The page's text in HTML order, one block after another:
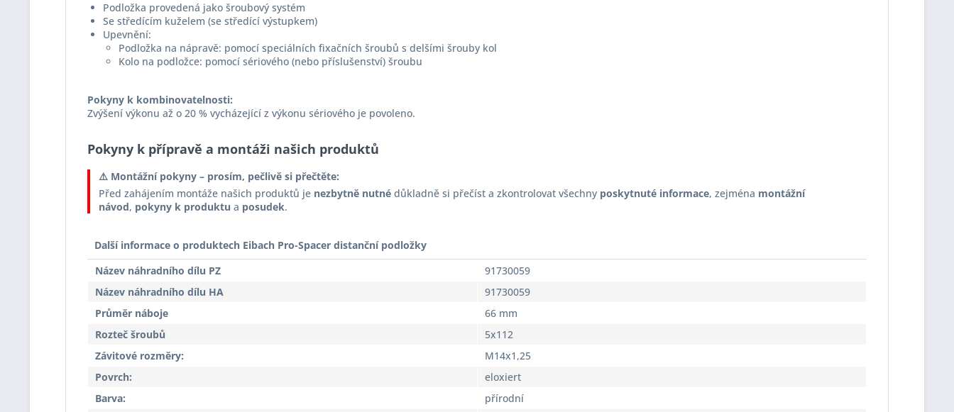
Podložka provedená jako šroubový systém
Se středícím kuželem (se středící výstupkem)
Upevnění:
Podložka na nápravě: pomocí speciálních fixačních šroubů s delšími šrouby kol
Kolo na podložce: pomocí sériového (nebo příslušenství) šroubu
Pokyny k kombinovatelnosti:
Zvýšení výkonu až o 20 % vycházející z výkonu sériového je povoleno.
Pokyny k přípravě a montáži našich produktů
⚠️ Montážní pokyny – prosím, pečlivě si přečtěte:
Před zahájením montáže našich produktů je nezbytně nutné důkladně si přečíst a zkontrolovat všechny poskytnuté informace, zejména montážní
návod, pokyny k produktu a posudek.
Další informace o produktech Eibach Pro-Spacer distanční podložky
Název náhradního dílu PZ
91730059
Název náhradního dílu HA
91730059
Průměr náboje
66 mm
Rozteč šroubů
5x112
Závitové rozměry:
M14x1,25
Povrch:
eloxiert
Barva:
přírodní